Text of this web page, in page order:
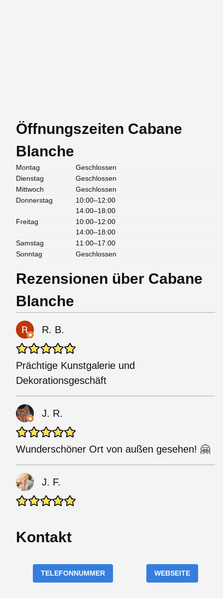
Öffnungszeiten Cabane
Blanche
Montag
Geschlossen
Dienstag
Geschlossen
Mittwoch
Geschlossen
Donnerstag
10:00–12:00
14:00–18:00
Freitag
10:00–12:00
14:00–18:00
Samstag
11:00–17:00
Sonntag
Geschlossen
Rezensionen über Cabane
Blanche
R. B.
Prächtige Kunstgalerie und
Dekorationsgeschäft
J. R.
Wunderschöner Ort von außen gesehen! 🤗
J. F.
Kontakt
TELEFONNUMMER WEBSEITE